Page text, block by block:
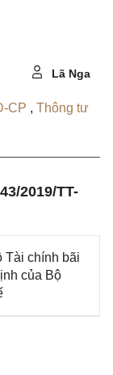
Lã Nga
CP , Thông tư
2019/TT-
Tài chính bãi
của Bộ